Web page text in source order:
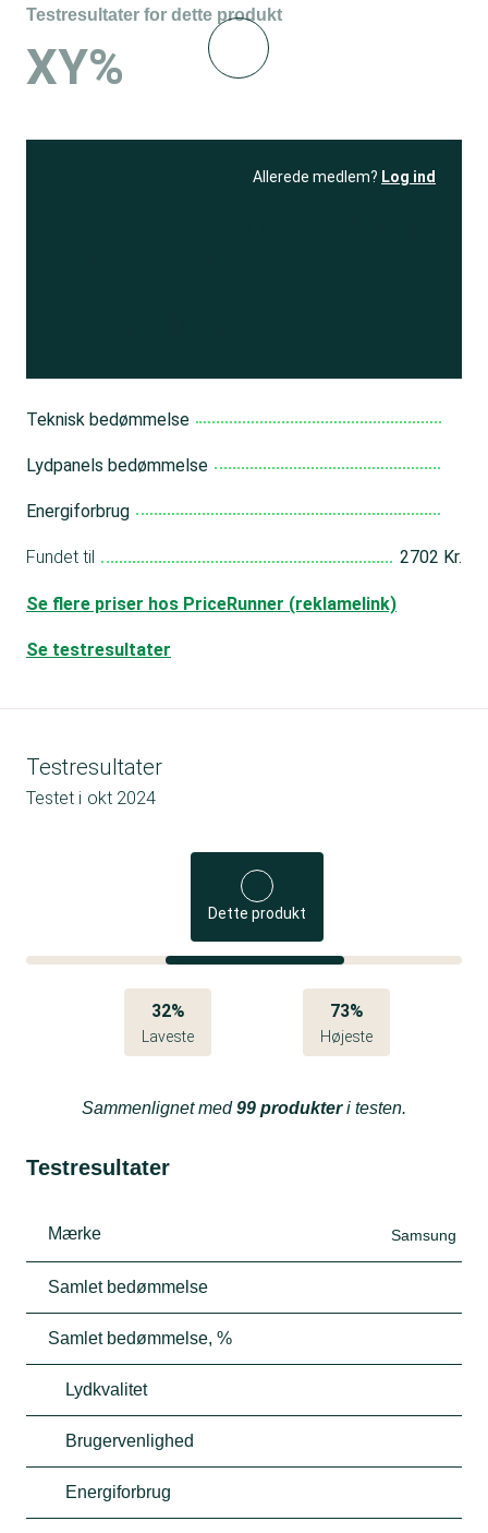
Testresultater for dette produkt
XY%
Allerede medlem? Log ind
Teknisk bedømmelse
Lydpanels bedømmelse
Energiforbrug
Fundet til 2702 Kr.
Se flere priser hos PriceRunner (reklamelink)
Se testresultater
Testresultater
Testet i okt 2024
Dette produkt
32%
Laveste
73%
Højeste
Sammenlignet med99 produkteri testen.
Testresultater
Mærke Samsung
Samlet bedømmelse
Samlet bedømmelse, %
Lydkvalitet
Brugervenlighed
Energiforbrug